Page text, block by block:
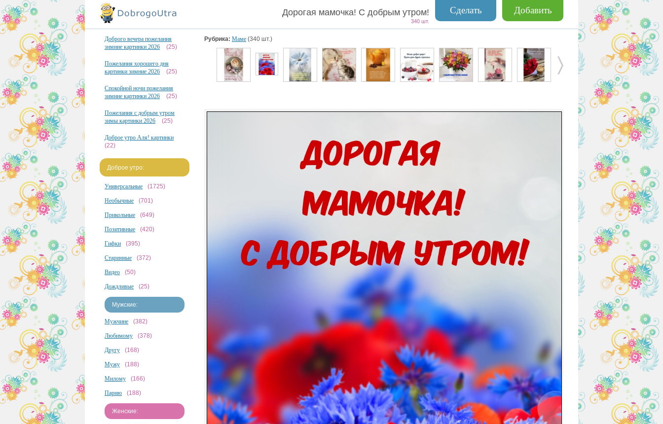
Добавить
Сделать
Дорогая мамочка! С добрым утром!
340 шт.
Доброго вечера пожелания
зимние картинки 2026
(25)
Пожелания хорошего дня
картинки зимние 2026
(25)
Спокойной ночи пожелания
зимние картинки 2026
(25)
Пожелания с добрым утром
зимы картинки 2026
(25)
Доброе утро Аля! картинки
(22)
Доброе утро:
Универсальные (1725)
Необычные (701)
Прикольные (649)
Позитивные (420)
Гифки (395)
Старинные (372)
Видео (50)
Дождливые (25)
Мужские:
Мужчине (382)
Любимому (378)
Другу (168)
Мужу (188)
Милому (166)
Парню (188)
Женские:
Рубрика: Маме (340 шт.)